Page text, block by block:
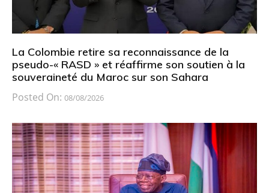
La Colombie retire sa reconnaissance de la
pseudo-« RASD » et réaffirme son soutien à la
souveraineté du Maroc sur son Sahara
Posted On: 08/08/2026